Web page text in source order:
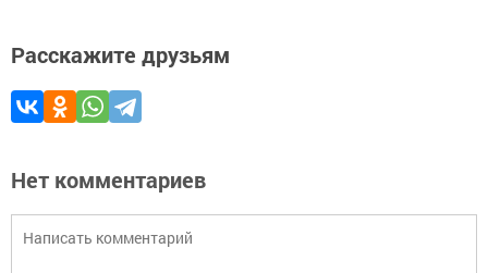
Расскажите друзьям
Нет комментариев